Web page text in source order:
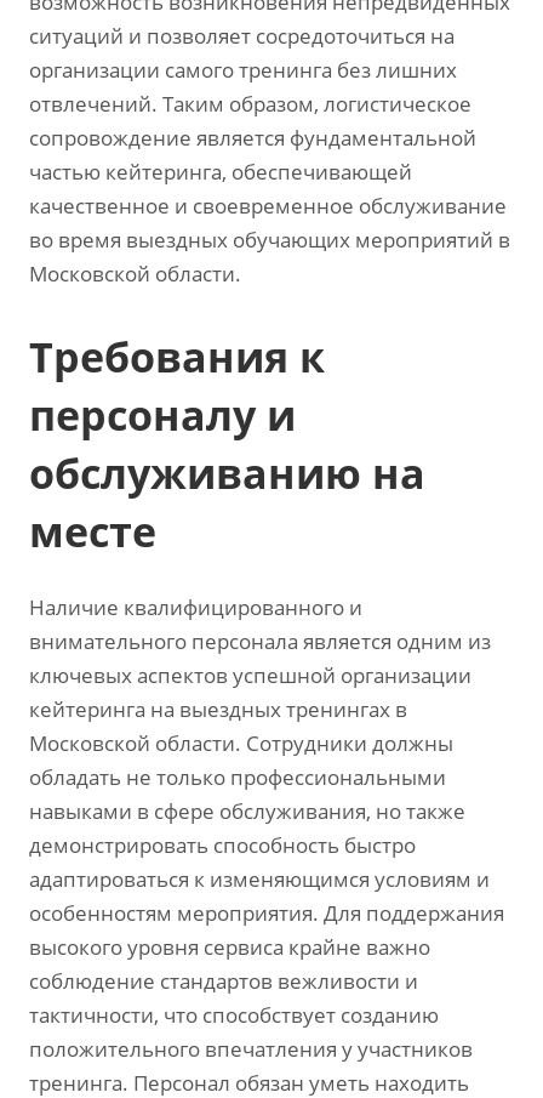
ситуаций и позволяет сосредоточиться на
организации самого тренинга без лишних
отвлечений. Таким образом, логистическое
сопровождение является фундаментальной
частью кейтеринга, обеспечивающей
качественное и своевременное обслуживание
во время выездных обучающих мероприятий в
Московской области.
Требования к
персоналу и
обслуживанию на
месте
Наличие квалифицированного и
внимательного персонала является одним из
ключевых аспектов успешной организации
кейтеринга на выездных тренингах в
Московской области. Сотрудники должны
обладать не только профессиональными
навыками в сфере обслуживания, но также
демонстрировать способность быстро
адаптироваться к изменяющимся условиям и
особенностям мероприятия. Для поддержания
высокого уровня сервиса крайне важно
соблюдение стандартов вежливости и
тактичности, что способствует созданию
положительного впечатления у участников
тренинга. Персонал обязан уметь находить